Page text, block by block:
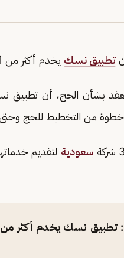
تطبيق نسك يخدم أكثر من 51 مليون مستفيد حول العالم.
بشأن الحج، أن
خطوة من التخطيط للحج
سعودية لتقديم
أكثر من 51 مليون مستفيد حول العالم